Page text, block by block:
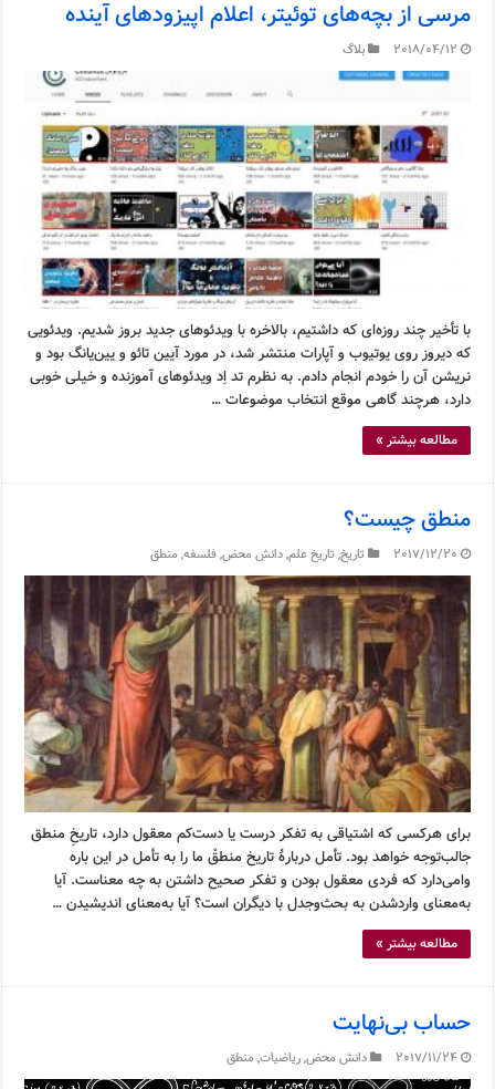
مرسی از بچه‌های توئیتر، اعلام اپیزودهای آینده
2018/04/12 بلاگ
با تأخیر چند روزه‌ای که داشتیم، بالاخره با ویدئوهای جدید بروز شدیم. ویدئویی
که دیروز روی یوتیوب و آپارات منتشر شد، در مورد آیین تائو و یین‌یانگ بود و
نریشن آن را خودم انجام دادم. به نظرم تد اِد ویدئوهای آموزنده و خیلی خوبی
دارد، هرچند گاهی موقع انتخاب موضوعات …
مطالعه بیشتر »
منطق چیست؟
2017/12/20 تاریخ, تاریخ علم,دانش محض,فلسفه, منطق
برای هرکسی که اشتیاقی به تفکر درست یا دست‌کم معقول دارد، تاریخِ منطق
جالب‌توجه خواهد بود. تأمل دربارۀ تاریخ منطقْ ما را به تأمل در این باره
وامی‌دارد که فردی معقول بودن و تفکر صحیح داشتن به چه معناست. آیا
به‌معنای وارد‌شدن به بحث‌وجدل با دیگران است؟ آیا به‌معنای اندیشیدن …
مطالعه بیشتر »
حساب بی‌نهایت
2017/11/24 دانش محض,ریاضیات, منطق